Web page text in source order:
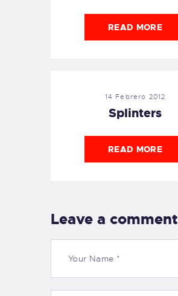
READ MORE
14 Febrero 2012
Splinters
READ MORE
Leave a comment